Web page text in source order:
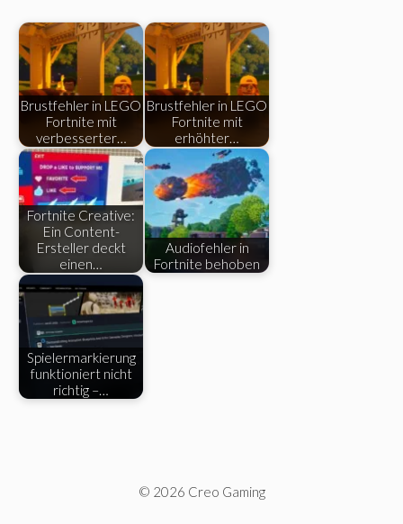
Brustfehler in LEGO
Fortnite mit
verbesserter…
Brustfehler in LEGO
Fortnite mit
erhöhter…
Fortnite Creative:
Ein Content-
Ersteller deckt
einen…
Audiofehler in
Fortnite behoben
Spielermarkierung
funktioniert nicht
richtig –…
© 2026 Creo Gaming